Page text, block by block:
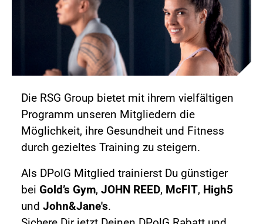
Die RSG Group bietet mit ihrem vielfältigen
Programm unseren Mitgliedern die
Möglichkeit, ihre Gesundheit und Fitness
durch gezieltes Training zu steigern.
Als DPolG Mitglied trainierst Du günstiger
bei Gold’s Gym, JOHN REED, McFIT, High5
und John&Jane's.